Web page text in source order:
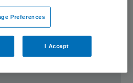
met Peter van der
wist niet waar ik aan
Preferences
I Accept